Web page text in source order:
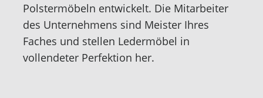
Polstermöbeln entwickelt. Die Mitarbeiter
des Unternehmens sind Meister Ihres
Faches und stellen Ledermöbel in
vollendeter Perfektion her.